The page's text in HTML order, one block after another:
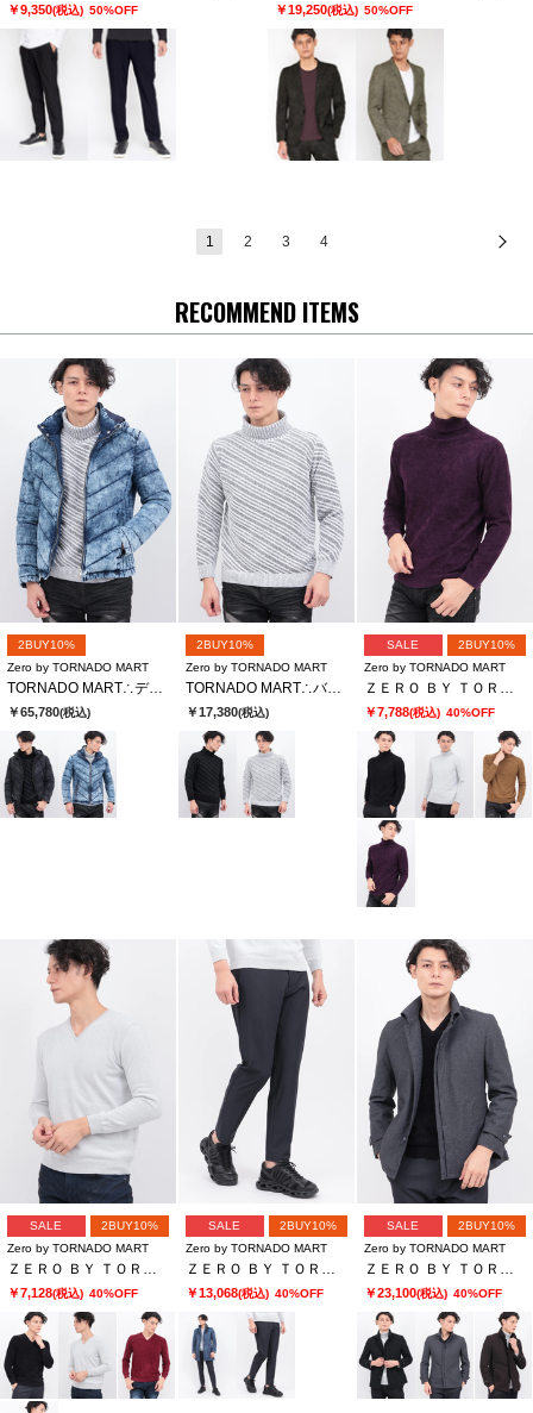
￥9,350(税込) 50%OFF ￥19,250(税込) 50%OFF
1 2 3 4
RECOMMEND ITEMS
2BUY10%
Zero by TORNADO MART
TORNADO MART∴デニムダウンブルゾン
￥65,780(税込)
2BUY10%
Zero by TORNADO MART
TORNADO MART∴バイアスモールタートルネックKN
￥17,380(税込)
SALE
2BUY10%
Zero by TORNADO MART
￥7,788(税込) 40%OFF
SALE
2BUY10%
Zero by TORNADO MART
ＺＥＲＯ ＢＹ ＴＯＲＮＡＤＯ ＭＡＲＴ∴マイクロモールＶネックＫＮ
￥7,128(税込) 40%OFF
SALE
2BUY10%
Zero by TORNADO MART
ＺＥＲＯ ＢＹ ＴＯＲＮＡＤＯ ＭＡＲＴ∴トリコットデニムライクパンツ
￥13,068(税込) 40%OFF
SALE
2BUY10%
Zero by TORNADO MART
ＺＥＲＯ ＢＹ ＴＯＲＮＡＤＯ ＭＡＲＴ∴カチオンツイルカエシエリライナーツキジャケット
￥23,100(税込) 40%OFF